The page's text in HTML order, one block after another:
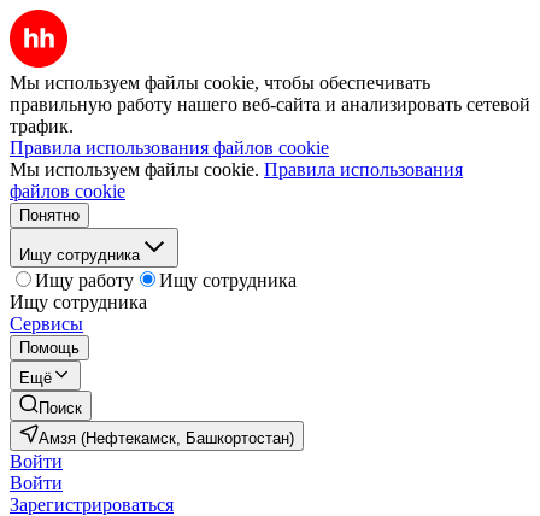
Мы используем файлы cookie, чтобы обеспечивать
правильную работу нашего веб-сайта и анализировать сетевой
трафик.
Правила использования файлов cookie
Мы используем файлы cookie. Правила использования
файлов cookie
Понятно
Ищу сотрудника
Ищу работу
Ищу сотрудника
Ищу сотрудника
Сервисы
Помощь
Ещё
Поиск
Амзя (Нефтекамск, Башкортостан)
Войти
Войти
Зарегистрироваться